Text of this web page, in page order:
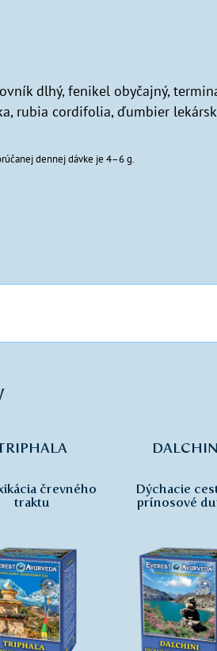
dlhý, fenikel obyčajný,
rubia cordifolia, ďumbier
dennej dávke je 4–6 g.
črevného
traktu
Dýchacie
prínosové